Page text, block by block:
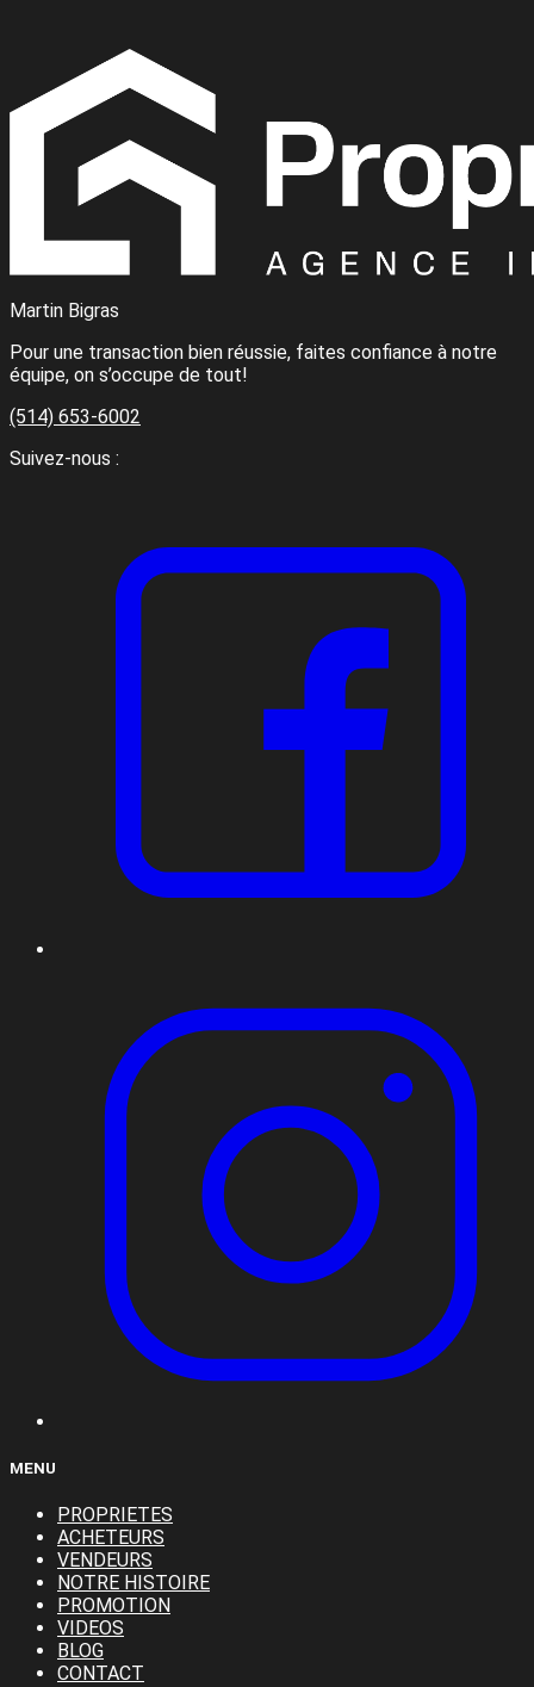
Martin Bigras
Pour une transaction bien réussie, faites confiance à notre
équipe, on s’occupe de tout!
(514) 653-6002
Suivez-nous :
MENU
PROPRIETES
ACHETEURS
VENDEURS
NOTRE HISTOIRE
PROMOTION
VIDEOS
BLOG
CONTACT